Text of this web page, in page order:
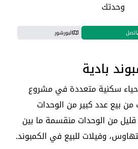
وحدتك
اتصل البورشور
بادية
سكنية متعددة في مشروع
بيع عدد كبير من الوحدات
من الوحدات منقسمة ما بين
وفيلات للبيع في الكمبوند.